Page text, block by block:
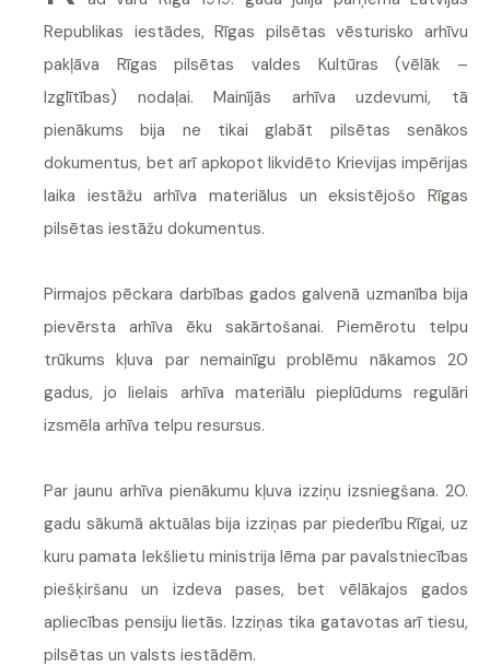
Republikas iestādes, Rīgas pilsētas vēsturisko arhīvu
pakļāva Rīgas pilsētas valdes Kultūras (vēlāk –
Izglītības) nodaļai. Mainījās arhīva uzdevumi, tā
pienākums bija ne tikai glabāt pilsētas senākos
dokumentus, bet arī apkopot likvidēto Krievijas impērijas
laika iestāžu arhīva materiālus un eksistējošo Rīgas
pilsētas iestāžu dokumentus.
Pirmajos pēckara darbības gados galvenā uzmanība bija
pievērsta arhīva ēku sakārtošanai. Piemērotu telpu
trūkums kļuva par nemainīgu problēmu nākamos 20
gadus, jo lielais arhīva materiālu pieplūdums regulāri
izsmēla arhīva telpu resursus.
Par jaunu arhīva pienākumu kļuva izziņu izsniegšana. 20.
gadu sākumā aktuālas bija izziņas par piederību Rīgai, uz
kuru pamata Iekšlietu ministrija lēma par pavalstniecības
piešķiršanu un izdeva pases, bet vēlākajos gados
apliecības pensiju lietās. Izziņas tika gatavotas arī tiesu,
pilsētas un valsts iestādēm.